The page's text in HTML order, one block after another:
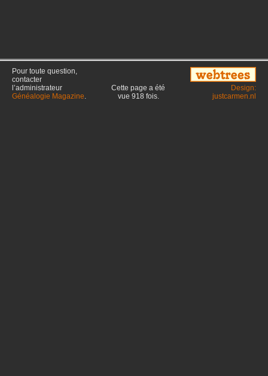
Pour toute question,
contacter
l’administrateur
Généalogie Magazine.
Cette page a été
vue 918 fois.
Design:
justcarmen.nl